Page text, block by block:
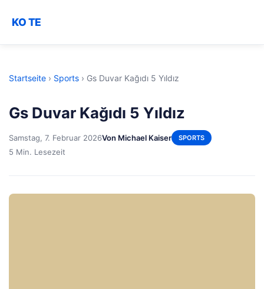
KO TE
Startseite › Sports › Gs Duvar Kağıdı 5 Yıldız
Gs Duvar Kağıdı 5 Yıldız
Samstag, 7. Februar 2026Von Michael Kaiser SPORTS
5 Min. Lesezeit